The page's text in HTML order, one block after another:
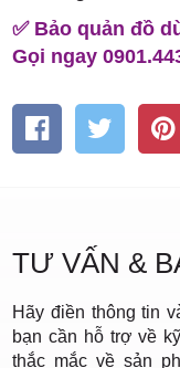
✅ Bảo quản đồ
Gọi ngay
TƯ VẤN &
Hãy điền thông tin
bạn cần hỗ trợ về
thắc mắc về sản